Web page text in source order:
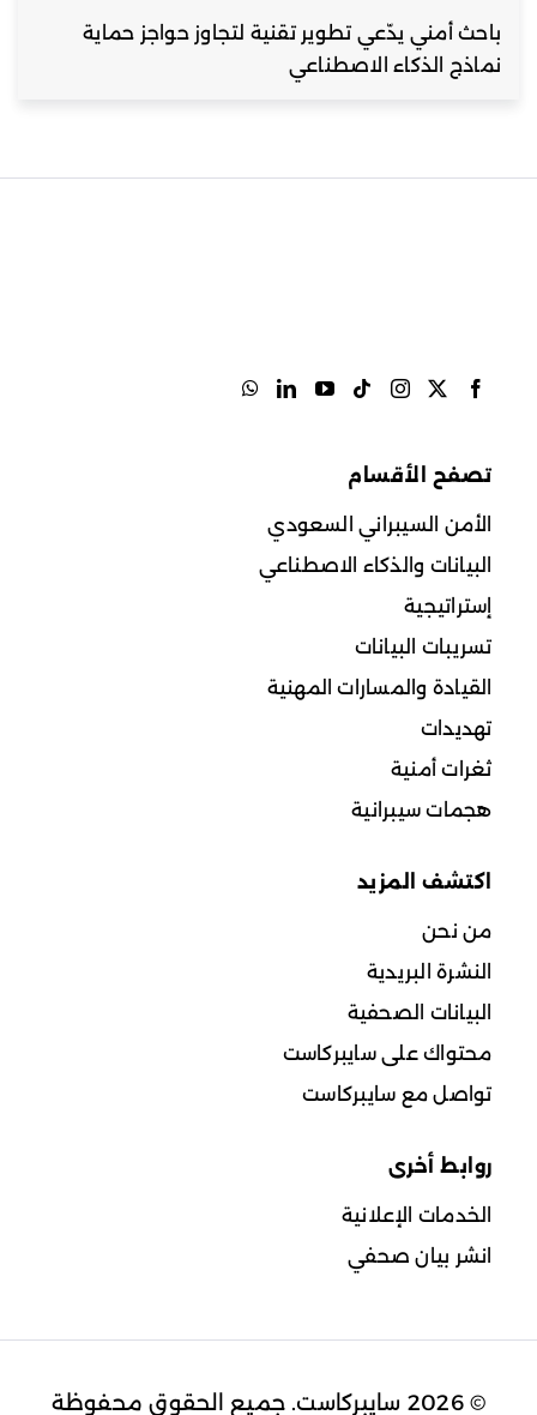
باحث أمني يدّعي تطوير تقنية لتجاوز حواجز حماية
نماذج الذكاء الاصطناعي
تصفح الأقسام
الأمن السيبراني السعودي
البيانات والذكاء الاصطناعي
إستراتيجية
تسريبات البيانات
القيادة والمسارات المهنية
تهديدات
ثغرات أمنية
هجمات سيبرانية
اكتشف المزيد
من نحن
النشرة البريدية
البيانات الصحفية
محتواك على سايبركاست
تواصل مع سايبركاست
روابط أخرى
الخدمات الإعلانية
انشر بيان صحفي
© 2026 سايبركاست. جميع الحقوق محفوظة